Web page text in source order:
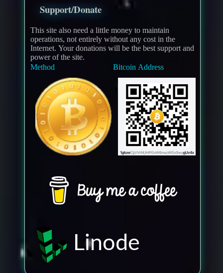
Support/Donate
This site also need a little money to maintain
operations, not entirely without any cost in the
Internet. Your donations will be the best support and
power of the site.
Method
Bitcoin Address
Linode